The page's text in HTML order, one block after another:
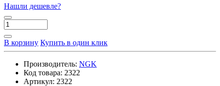
Нашли дешевле?
В корзину Купить в один клик
Производитель: NGK
Код товара: 2322
Артикул: 2322